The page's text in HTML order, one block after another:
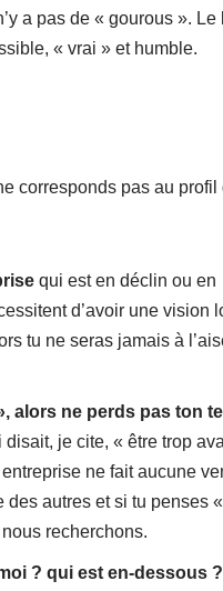
a pas de « gourous ». Le
« vrai » et humble.
corresponds pas au profil
qui est en déclin ou en
d’avoir une vision
tu ne seras jamais à
alors ne perds pas ton
je cite, « être trop
ne fait aucune
des autres et si tu penses
recherchons.
? qui est en-dessous